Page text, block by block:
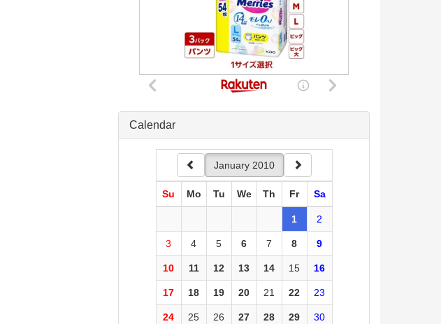
Calendar
January 2010
Su Mo Tu We Th Fr Sa
1 2
3 4 5 6 7 8 9
10 11 12 13 14 15 16
17 18 19 20 21 22 23
24 25 26 27 28 29 30